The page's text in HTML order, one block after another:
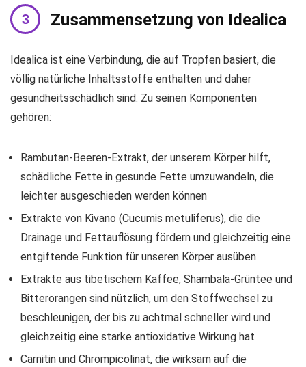
Zusammensetzung von Idealica
Idealica ist eine Verbindung, die auf Tropfen basiert, die
völlig natürliche Inhaltsstoffe enthalten und daher
gesundheitsschädlich sind. Zu seinen Komponenten
gehören:
Rambutan-Beeren-Extrakt, der unserem Körper hilft,
schädliche Fette in gesunde Fette umzuwandeln, die
leichter ausgeschieden werden können
Extrakte von Kivano (Cucumis metuliferus), die die
Drainage und Fettauflösung fördern und gleichzeitig eine
entgiftende Funktion für unseren Körper ausüben
Extrakte aus tibetischem Kaffee, Shambala-Grüntee und
Bitterorangen sind nützlich, um den Stoffwechsel zu
beschleunigen, der bis zu achtmal schneller wird und
gleichzeitig eine starke antioxidative Wirkung hat
Carnitin und Chrompicolinat, die wirksam auf die